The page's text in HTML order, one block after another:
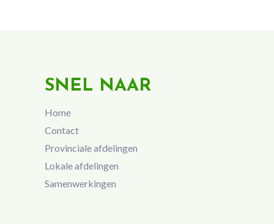
SNEL NAAR
Home
Contact
Provinciale afdelingen
Lokale afdelingen
Samenwerkingen